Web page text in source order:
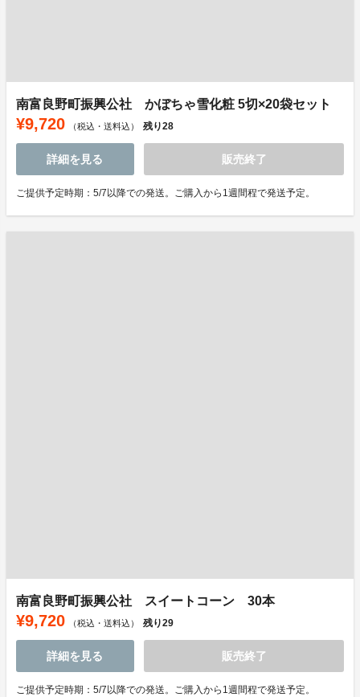
南富良野町振興公社 かぼちゃ雪化粧 5切×20袋セット
¥9,720 （税込・送料込） 残り28
詳細を見る 販売終了
ご提供予定時期：5/7以降での発送。ご購入から1週間程で発送予定。
南富良野町振興公社 スイートコーン 30本
¥9,720 （税込・送料込） 残り29
詳細を見る 販売終了
ご提供予定時期：5/7以降での発送。ご購入から1週間程で発送予定。